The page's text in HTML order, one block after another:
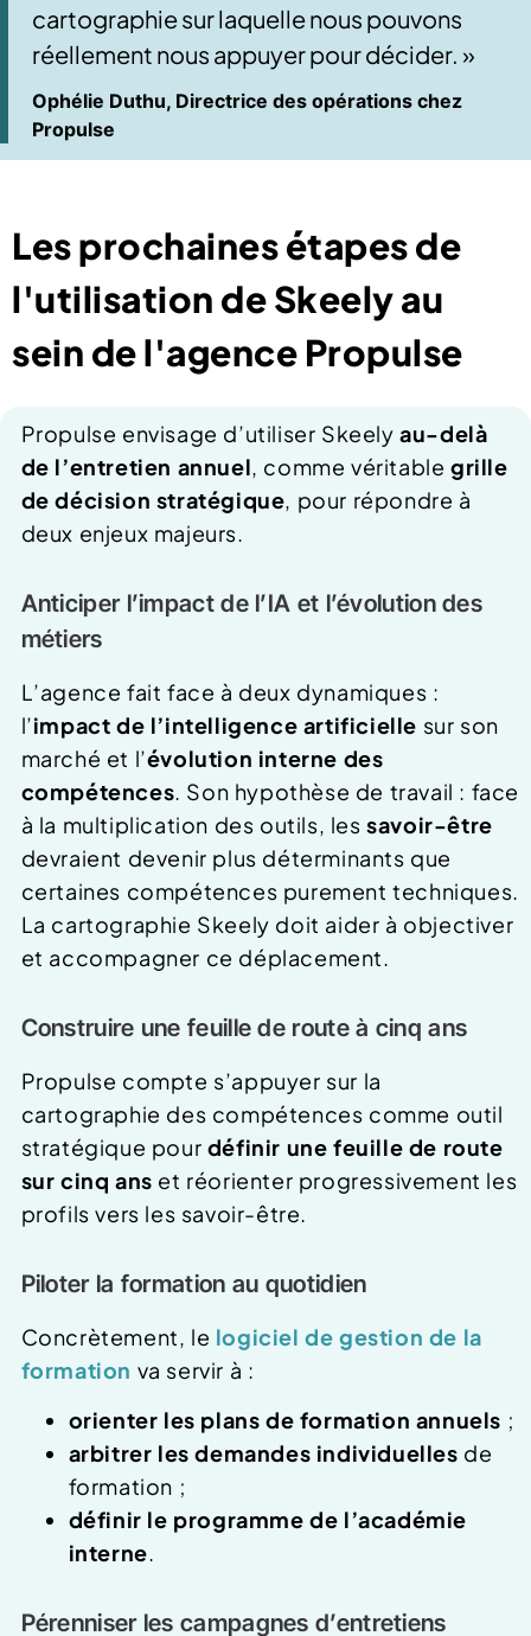
cartographie sur laquelle nous pouvons
réellement nous appuyer pour décider. »
Ophélie Duthu, Directrice des opérations chez
Propulse
Les prochaines étapes de
l'utilisation de Skeely au
sein de l'agence Propulse
Propulse envisage d’utiliser Skeelyau-delà
de l’entretien annuel , comme véritable grille
de décision stratégique , pour répondre à
deux enjeux majeurs.
Anticiper l’impact de l’IA et l’évolution des
métiers
L’agence fait face à deux dynamiques :
l’impact de l’intelligence artificielle sur son
marché et l’évolution interne des
compétences . Son hypothèse de travail : face
à la multiplication des outils, lessavoir-être
devraient devenir plus déterminants que
certaines compétences purement techniques.
La cartographie Skeely doit aider à objectiver
et accompagner ce déplacement.
Construire une feuille de route à cinq ans
Propulse compte s’appuyer sur la
cartographie des compétences comme outil
stratégique pour définir une feuille de route
sur cinq ans et réorienter progressivement les
profils vers les savoir-être.
Piloter la formation au quotidien
Concrètement, le logiciel de gestion de la
formation va servir à :
orienter les plans de formation annuels ;
arbitrer les demandes individuelles de
formation ;
définir le programme de l’académie
interne.
Pérenniser les campagnes d’entretiens